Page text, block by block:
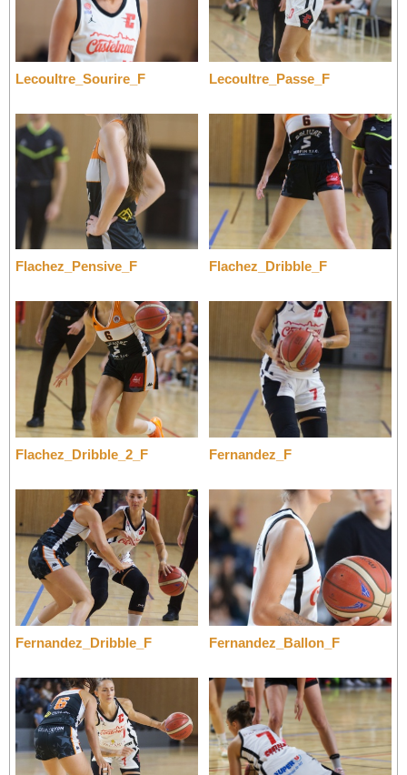
Lecoultre_Sourire_F Lecoultre_Passe_F
Flachez_Pensive_F Flachez_Dribble_F
Flachez_Dribble_2_F Fernandez_F
Fernandez_Dribble_F Fernandez_Ballon_F